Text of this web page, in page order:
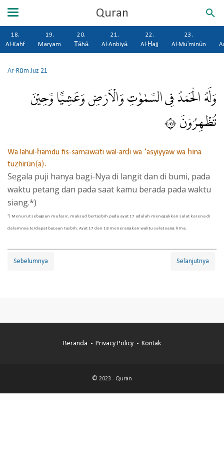
Quran
18.
Al-Kahf
19.
Maryam
20.
Ṭāhā
21.
Al-Anbiyā
22.
Al-Ḥajj
23.
Al-Mu'minūn
Ar-RūmJuz 21
وَلَهُ الْحَمْدُ فِى السَّمٰوٰتِ وَالْاَرْضِ وَعَشِيًّا وَّحِيْنَ
تُظْهِرُوْنَ ١٨
Wa lahul-ḥamdu fis-samāwāti wal-arḍi wa ‘asyiyyaw wa ḥīna
tuẓhirūn(a).
Segala puji hanya bagi-Nya di langit dan di bumi, pada
waktu petang dan pada saat kamu berada pada waktu
siang.*)
*) Menurut sebagian mufasir, maksud bertasbih pada ayat 17 adalah menegakkan salat karena di
dalamnya terdapat bacaan tasbih. Ayat 17 dan 18 menerangkan waktu salat yang lima.
Sebelumnya Selanjutnya
Beranda Privacy Policy Kontak
© 2023 - Quran